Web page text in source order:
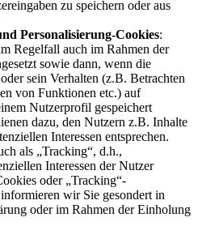
zu speichern oder aus
Personalisierung-Cookies:
Regelfall auch im Rahmen der
sowie dann, wenn die
sein Verhalten (z.B. Betrachten
von Funktionen etc.) auf
Nutzerprofil gespeichert
dazu, den Nutzern z.B. Inhalte
Interessen entsprechen.
als „Tracking“, d.h.,
Interessen der Nutzer
oder „Tracking“-
wir Sie gesondert in
oder im Rahmen der Einholung